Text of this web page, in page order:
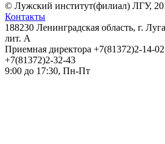
© Лужский институт(филиал) ЛГУ,
Контакты
188230 Ленинградская область, г.
лит. А
Приемная директора +7(81372)2-14-
+7(81372)2-32-43
9:00 до 17:30, Пн-Пт